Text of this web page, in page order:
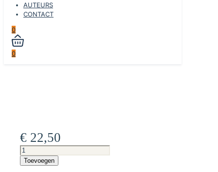
AUTEURS
CONTACT
0
0
€ 22,50
Als
het
maar
Toevoegen